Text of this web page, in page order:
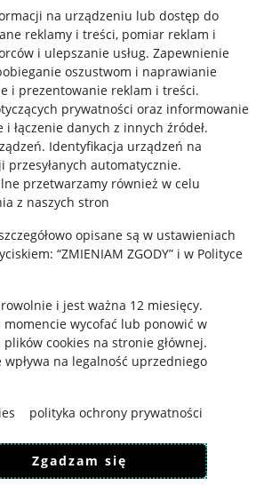
na urządzeniu lub dostęp do
reklamy i treści, pomiar reklam i
i ulepszanie usług. Zapewnienie
oszustwom i naprawianie
i prezentowanie reklam i treści.
prywatności oraz informowanie
i łączenie danych z innych źródeł.
. Identyfikacja urządzeń na
automatycznie.
przetwarzamy również w celu
z naszych stron
opisane są w ustawieniach
“ZMIENIAM ZGODY” i w Polityce
i jest ważna 12 miesięcy.
momencie wycofać lub ponowić w
cookies na stronie głównej.
na legalność uprzedniego
polityka ochrony prywatności
Zgadzam się
Usługach Cyfrowych